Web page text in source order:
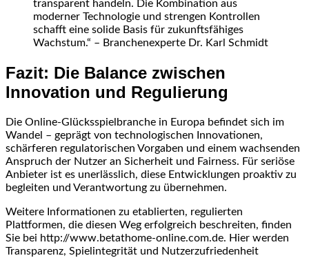
transparent handeln. Die Kombination aus
moderner Technologie und strengen Kontrollen
schafft eine solide Basis für zukunftsfähiges
Wachstum.“ – Branchenexperte Dr. Karl Schmidt
Fazit: Die Balance zwischen
Innovation und Regulierung
Die Online-Glücksspielbranche in Europa befindet sich im
Wandel – geprägt von technologischen Innovationen,
schärferen regulatorischen Vorgaben und einem wachsenden
Anspruch der Nutzer an Sicherheit und Fairness. Für seriöse
Anbieter ist es unerlässlich, diese Entwicklungen proaktiv zu
begleiten und Verantwortung zu übernehmen.
Weitere Informationen zu etablierten, regulierten
Plattformen, die diesen Weg erfolgreich beschreiten, finden
Sie bei http://www.betathome-online.com.de. Hier werden
Transparenz, Spielintegrität und Nutzerzufriedenheit